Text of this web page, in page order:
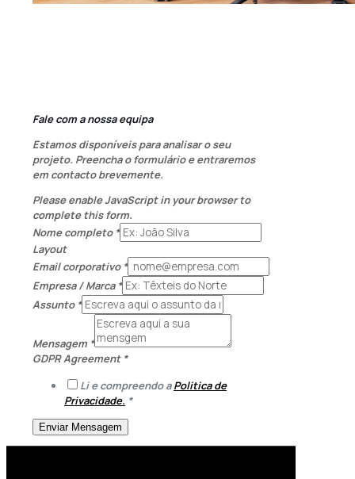
Fale com a nossa equipa
Estamos disponíveis para analisar o seu
projeto. Preencha o formulário e entraremos
em contacto brevemente.
Please enable JavaScript in your browser to
complete this form.
Nome completo *
Layout
Email corporativo *
Empresa / Marca *
Assunto *
Mensagem *
GDPR Agreement *
Li e compreendo aPolitica de
Privacidade. *
Enviar Mensagem